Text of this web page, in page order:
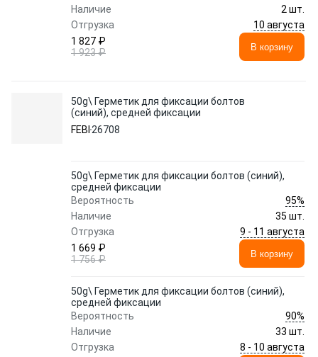
Наличие
2 шт.
Отгрузка
10 августа
1 827 ₽
1 923 ₽
В корзину
50g\ Герметик для фиксации болтов
(синий), средней фиксации
FEBI 26708
50g\ Герметик для фиксации болтов (синий),
средней фиксации
Вероятность
95%
Наличие
35 шт.
Отгрузка
9 - 11 августа
1 669 ₽
1 756 ₽
В корзину
50g\ Герметик для фиксации болтов (синий),
средней фиксации
Вероятность
90%
Наличие
33 шт.
Отгрузка
8 - 10 августа